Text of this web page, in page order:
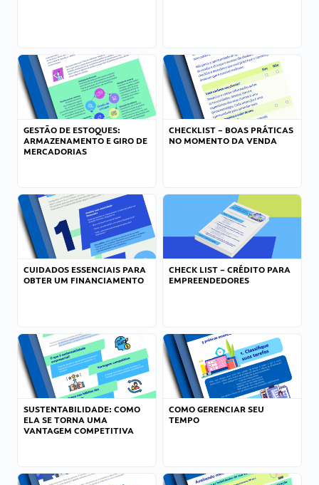
GESTÃO DE ESTOQUES:
ARMAZENAMENTO E GIRO DE
MERCADORIAS
CHECKLIST – BOAS PRÁTICAS
NO MOMENTO DA VENDA
CUIDADOS ESSENCIAIS PARA
OBTER UM FINANCIAMENTO
CHECK LIST – CRÉDITO PARA
EMPREENDEDORES
SUSTENTABILIDADE: COMO
ELA SE TORNA UMA
VANTAGEM COMPETITIVA
COMO GERENCIAR SEU
TEMPO